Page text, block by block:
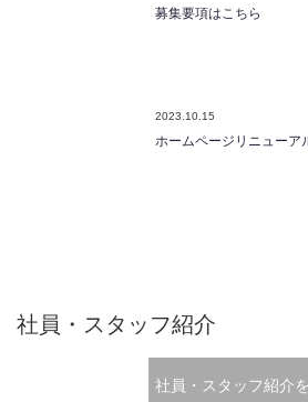
募集要項はこちら
2023.10.15
ホームページリニューア
社員・スタッフ紹介
社員・スタッフ紹介